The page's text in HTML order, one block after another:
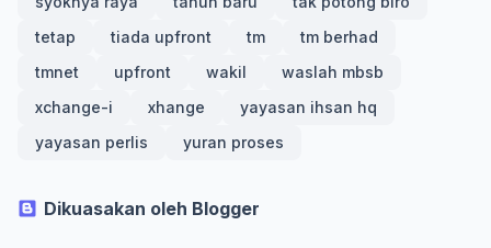
tetap
tiada upfront tm
tm berhad
tmnet
upfront wakil
waslah mbsb
xchange-i
xhange
yayasan ihsan hq
yayasan perlis
yuran proses
Dikuasakan oleh Blogger